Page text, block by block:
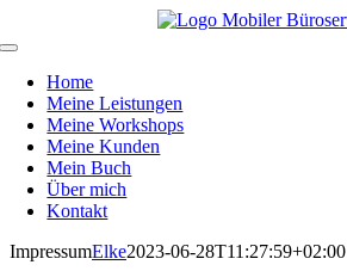
Inhalt
Toggle
NavigationHome
Meine Leistungen
Meine Workshops
Meine Kunden
Mein Buch
Über mich
Kontakt
ImpressumElke2023-06-28T11:27:59+02:00